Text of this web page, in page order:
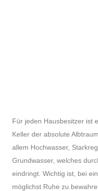
Für jeden Hausbesitzer ist
Keller der absolute
allem Hochwasser,
Grundwasser, welches
eindringt. Wichtig ist, bei
möglichst Ruhe zu